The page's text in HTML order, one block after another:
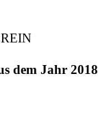
dem Jahr 2018